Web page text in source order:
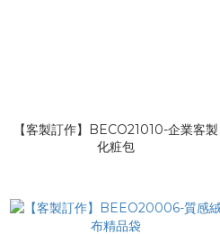
【客製訂作】BECO21010-企業客製
化粧包